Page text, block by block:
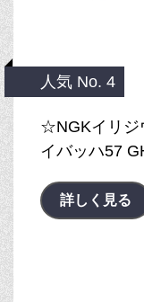
人気 No. 4
☆NGKイリジ
イバッハ57
詳しく見る